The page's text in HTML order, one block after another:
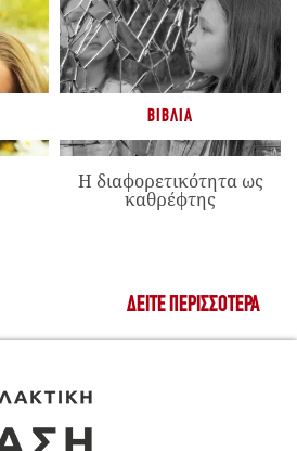
ΒΙΒΛΊΑ
Η διαφορετικότητα ως
καθρέφτης
ΔΕΊΤΕ ΠΕΡΙΣΣΌΤΕΡΑ